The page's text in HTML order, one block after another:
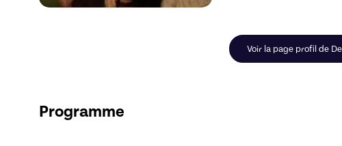
Voir la page profil de
Programme